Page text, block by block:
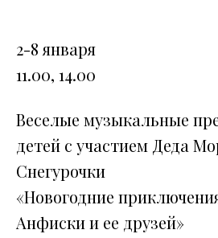
2-8 января
11.00, 14.00
Веселые музыкальные
детей с участием Деда
Снегурочки
«Новогодние
Анфиски и ее друзей»